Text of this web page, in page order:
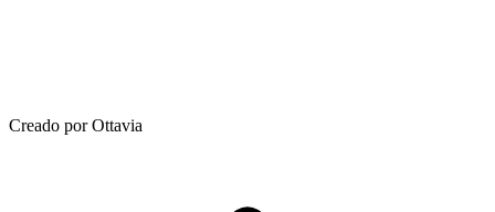
Creado por Ottavia